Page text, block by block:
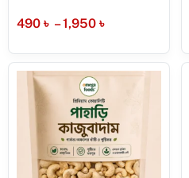
490 ৳ – 1,950 ৳